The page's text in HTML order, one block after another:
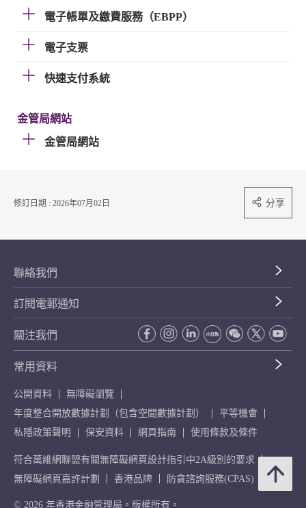
電子帳單及繳費服務（EBPP）
電子支票
快速支付系統
金管局網站
金管局網站
修訂日期 : 2026年07月02日 分享
聯絡我們
訂閱電郵通知
關注我們
常用資料
公開資料
無障礙瀏覽
年度整合開放數據計劃（包含空間數據計劃）
平等機會
私隱政策聲明
保安資料 網頁指南 使用條款及條件
符合萬維網聯盟有關無障礙網頁設計指引中2A級別的要求
無障礙網頁嘉許計劃
香港品牌 防貪諮詢服務(CPAS)
© 2026 年香港金融管理局。版權所有。